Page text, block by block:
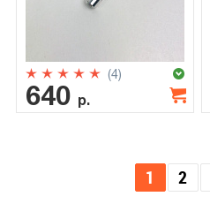
(4)
640 р.
1 2